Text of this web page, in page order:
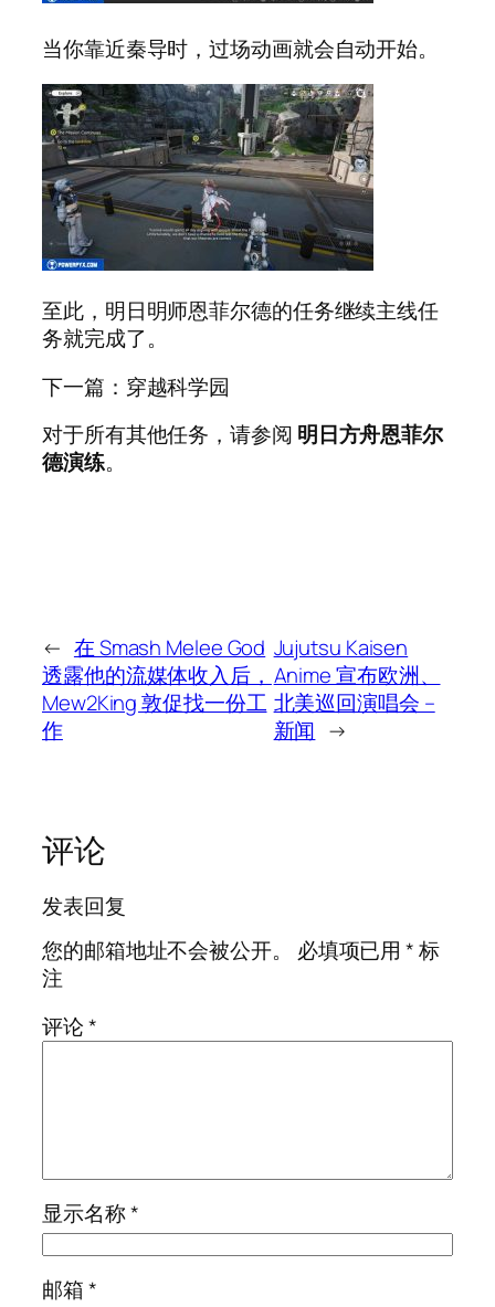
当你靠近秦导时，过场动画就会自动开始。
至此，明日明师恩菲尔德的任务继续主线任
务就完成了。
下一篇：穿越科学园
对于所有其他任务，请参阅 明日方舟恩菲尔
德演练。
← 在 Smash Melee God
透露他的流媒体收入后，
Mew2King 敦促找一份工
作
Jujutsu Kaisen
Anime 宣布欧洲、
北美巡回演唱会 –
新闻 →
评论
发表回复
您的邮箱地址不会被公开。
必填项已用*标
注
评论*
显示名称*
邮箱*